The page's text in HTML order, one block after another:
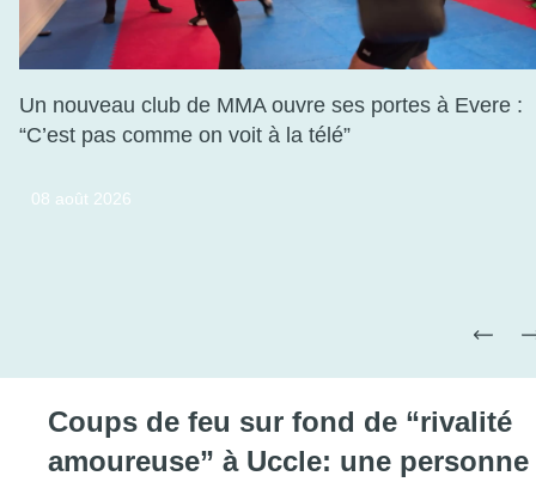
Un nouveau club de MMA ouvre ses portes à Evere :
“C’est pas comme on voit à la télé”
08 août 2026
Coups de feu sur fond de “rivalité
amoureuse” à Uccle: une personne